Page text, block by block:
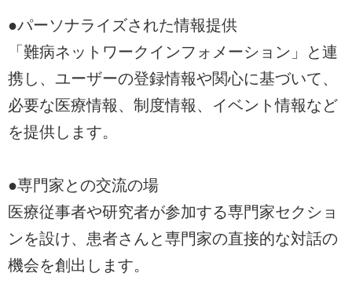
●パーソナライズされた情報提供
「難病ネットワークインフォメーション」と連
携し、ユーザーの登録情報や関心に基づいて、
必要な医療情報、制度情報、イベント情報など
を提供します。
●専門家との交流の場
医療従事者や研究者が参加する専門家セクショ
ンを設け、患者さんと専門家の直接的な対話の
機会を創出します。